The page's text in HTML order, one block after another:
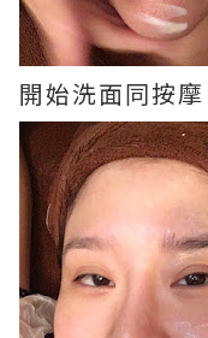
開始洗面同按摩